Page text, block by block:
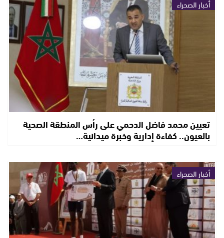
أخبار الصحراء
تعيين محمد فاضل الدحمي على رأس المنطقة الصحية
بالعيون.. كفاءة إدارية وخبرة ميدانية…
أخبار الصحراء